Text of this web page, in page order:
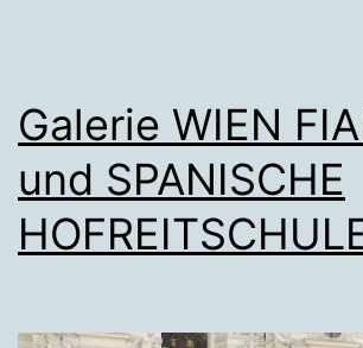
Galerie WIEN
und SPANISCHE